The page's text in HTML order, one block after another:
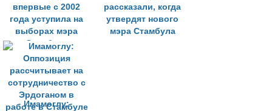
впервые с 2002
года уступила на
выборах мэра
Стамбула
рассказали, когда
утвердят нового
мэра Стамбула
Имамоглу: